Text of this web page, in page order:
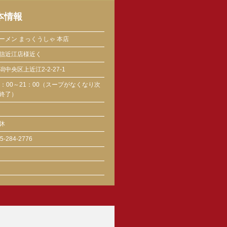
情報
メン まっくうしゃ 本店
近江店様近く
中央区上近江2-2-27-1
00～21：00（スープがなくなり次
了）
284-2776